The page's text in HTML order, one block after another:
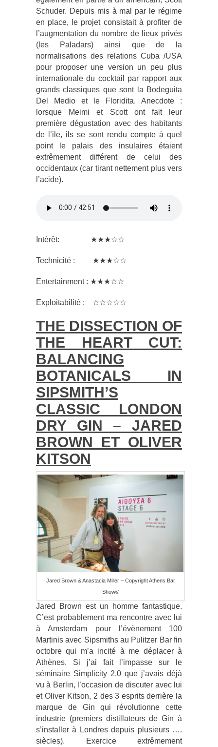
Schuder. Depuis mis à mal par le régime
en place, le projet consistait à profiter de
l’augmentation du nombre de lieux privés
(les Paladars) ainsi que de la
normalisations des relations Cuba /USA
pour proposer une version un peu plus
internationale du cocktail par rapport aux
grands classiques que sont la Bodeguita
Del Medio et le Floridita. Anecdote :
lorsque Meimi et Scott ont fait leur
première dégustation avec des habitants
de l’ile, ils se sont rendu compte à quel
point le palais des insulaires étaient
extrêmement différent de celui des
occidentaux (car tirant nettement plus vers
l’acide).
Intérêt: ★★★☆☆
Technicité : ★★★☆☆
Entertainment : ★★★☆☆
Exploitabilité : ☆☆☆☆☆
THE DISSECTION OF
THE HEART CUT:
BALANCING
BOTANICALS IN
SIPSMITH’S
CLASSIC LONDON
DRY GIN – JARED
BROWN ET OLIVER
KITSON
Jared Brown & Anastacia Miller – Copyright Athens Bar
Show©
Jared Brown est un homme fantastique.
C’est probablement ma rencontre avec lui
à Amsterdam pour l’évènement 100
Martinis avec Sipsmiths au Pulitzer Bar fin
octobre qui m’a incité à me déplacer à
Athènes. Si j’ai fait l’impasse sur le
séminaire Simplicity 2.0 que j’avais déjà
vu à Berlin, l’occasion de discuter avec lui
et Oliver Kitson, 2 des 3 esprits derrière la
marque de Gin qui révolutionne cette
industrie (premiers distillateurs de Gin à
s’installer à Londres depuis plusieurs ….
siècles). Exercice extrêmement